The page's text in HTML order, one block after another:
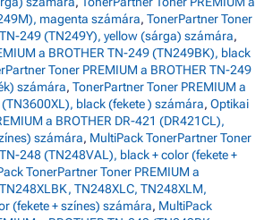
magenta számára, TonerPartner Toner
TN-249 (TN249Y), yellow (sárga) számára,
a BROTHER TN-249 (TN249BK), black
Toner PREMIUM a BROTHER TN-249
számára, TonerPartner Toner PREMIUM a
black (fekete ) számára, Optikai
a BROTHER DR-421 (DR421CL),
számára, MultiPack TonerPartner Toner
248 (TN248VAL), black + color (fekete +
TonerPartner Toner PREMIUM a
TN248XLC, TN248XLM,
(fekete + színes) számára, MultiPack